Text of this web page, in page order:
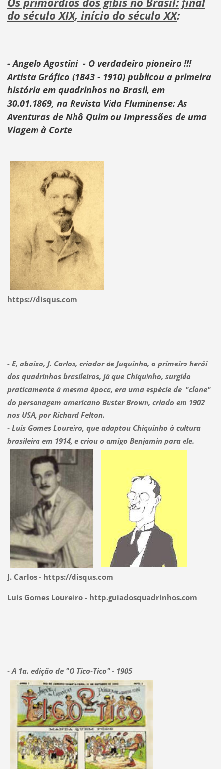
do século XIX, início do século XX:
- Angelo Agostini- O verdadeiro pioneiro !!!
Artista Gráfico (1843 - 1910) publicou a primeira
história em quadrinhos no Brasil, em
30.01.1869, na Revista Vida Fluminense: As
Aventuras de Nhô Quim ou Impressões de uma
Viagem à Corte
https://disqus.com
- E, abaixo, J. Carlos, criador de Juquinha, o primeiro herói
dos quadrinhos brasileiros, já que Chiquinho, surgido
praticamente à mesma época, era uma espécie de "clone"
do personagem americano Buster Brown, criado em 1902
nos USA, por Richard Felton.
- Luis Gomes Loureiro, que adaptou Chiquinho à cultura
brasileira em 1914, e criou o amigo Benjamin para ele.
J. Carlos - https://disqus.com
Luis Gomes Loureiro - http.guiadosquadrinhos.com
- A 1a. edição de "O Tico-Tico" - 1905